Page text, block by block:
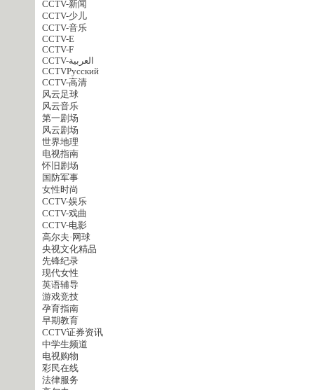
CCTV-新闻
CCTV-少儿
CCTV-音乐
CCTV-E
CCTV-F
CCTV-العربية
CCTVPусский
CCTV-高清
风云足球
风云音乐
第一剧场
风云剧场
世界地理
电视指南
怀旧剧场
国防军事
女性时尚
CCTV-娱乐
CCTV-戏曲
CCTV-电影
高尔夫·网球
央视文化精品
先锋纪录
现代女性
英语辅导
游戏竞技
孕育指南
早期教育
CCTV证券资讯
中学生频道
电视购物
彩民在线
法律服务